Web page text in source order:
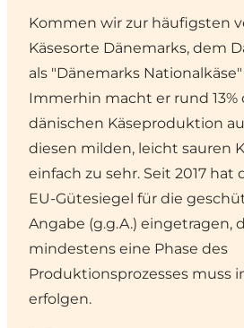
Kommen wir zur häufigsten
Käsesorte Dänemarks, dem
als "Dänemarks
Immerhin macht er rund
dänischen Käseproduktion
diesen milden, leicht sauren
einfach zu sehr. Seit 2017 hat
EU-Gütesiegel für die
Angabe (g.g.A.) eingetragen,
mindestens eine Phase des
Produktionsprozesses muss
erfolgen.